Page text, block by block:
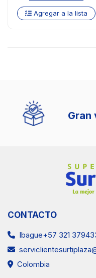
Agregar a la lista
Gran
CONTACTO
Ibague+57 321
Colombia